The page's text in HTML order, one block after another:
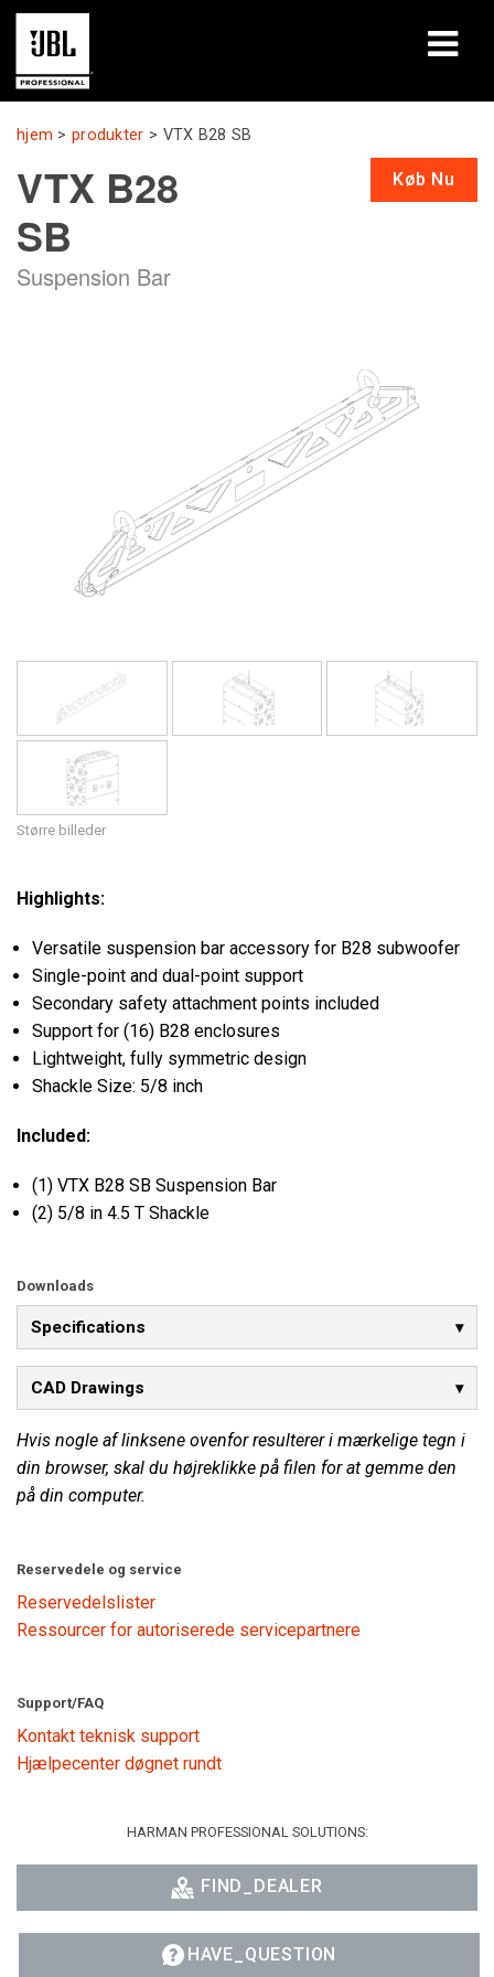
produkter
Case studies
Læringssessioner
træning
Sprog/Region
hjem >produkter > VTX B28 SB
VTX B28
SB
Suspension Bar
Køb Nu
Større billeder
Highlights:
Versatile suspension bar accessory for B28 subwoofer
Single-point and dual-point support
Secondary safety attachment points included
Support for (16) B28 enclosures
Lightweight, fully symmetric design
Shackle Size: 5/8 inch
Included:
(1) VTX B28 SB Suspension Bar
(2) 5/8 in 4.5 T Shackle
Downloads
Specifications
CAD Drawings
Hvis nogle af linksene ovenfor resulterer i mærkelige tegn i
din browser, skal du højreklikke på filen for at gemme den
på din computer.
Reservedele og service
Reservedelslister
Ressourcer for autoriserede servicepartnere
Support/FAQ
Kontakt teknisk support
Hjælpecenter døgnet rundt
HARMAN PROFESSIONAL SOLUTIONS:
FIND_DEALER
HAVE_QUESTION